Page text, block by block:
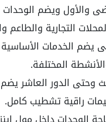
والأول ويضم الوحدات
التجارية والطاعم
يضم الخدمات الأساسية
المختلفة.
وحتى الدور العاشر
راقية تشطيب كامل.